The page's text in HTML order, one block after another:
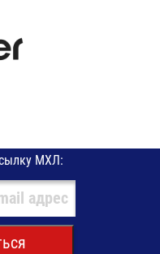
МХЛ: